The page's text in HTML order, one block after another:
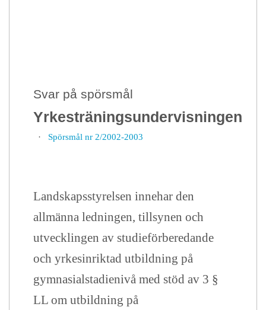
Svar på spörsmål
Yrkesträningsundervisningen
· Spörsmål nr 2/2002-2003
Landskapsstyrelsen innehar den
allmänna ledningen, tillsynen och
utvecklingen av studieförberedande
och yrkesinriktad utbildning på
gymnasialstadienivå med stöd av 3 §
LL om utbildning på